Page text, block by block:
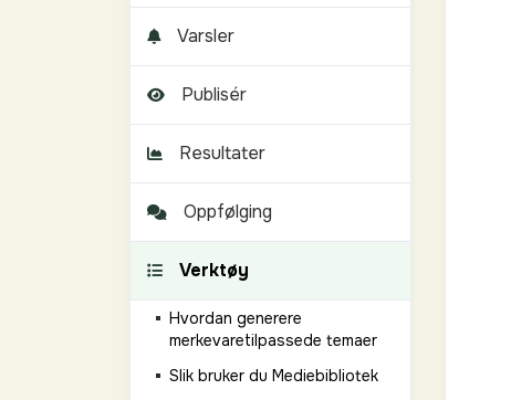
Varsler
Publisér
Resultater
Oppfølging
Verktøy
Hvordan generere
merkevaretilpassede temaer
Slik bruker du Mediebibliotek